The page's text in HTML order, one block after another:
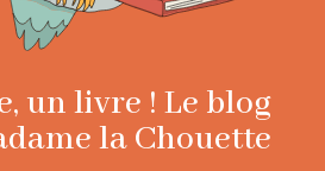
un livre ! Le blog
la Chouette